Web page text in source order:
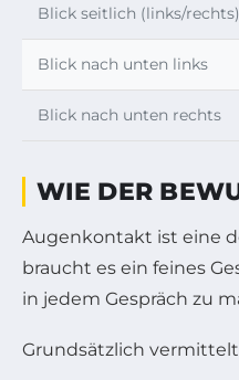
Blick seitlich (links/rechts)
Blick nach unten links
Blick nach unten rechts
WIE DER
Augenkontakt ist eine
braucht es ein feines
in jedem Gespräch zu
Grundsätzlich